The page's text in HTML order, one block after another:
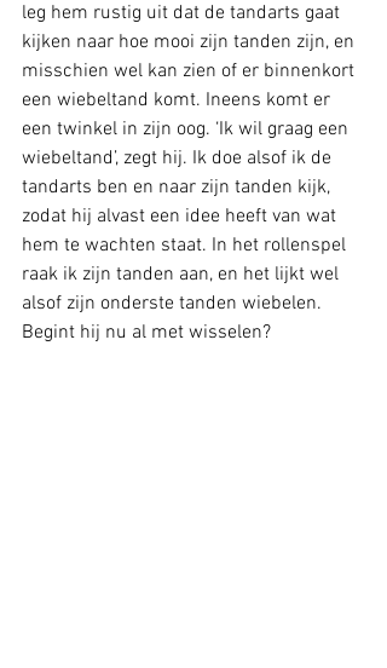
leg hem rustig uit dat de tandarts gaat
kijken naar hoe mooi zijn tanden zijn, en
misschien wel kan zien of er binnenkort
een wiebeltand komt. Ineens komt er
een twinkel in zijn oog. ‘Ik wil graag een
wiebeltand’, zegt hij. Ik doe alsof ik de
tandarts ben en naar zijn tanden kijk,
zodat hij alvast een idee heeft van wat
hem te wachten staat. In het rollenspel
raak ik zijn tanden aan, en het lijkt wel
alsof zijn onderste tanden wiebelen.
Begint hij nu al met wisselen?